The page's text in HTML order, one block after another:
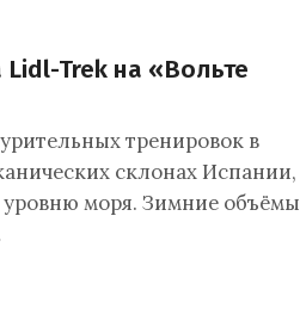
Trek на «Вольте
тренировок в
склонах Испании,
уровню моря. Зимние объёмы